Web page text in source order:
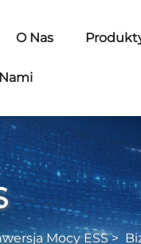
O Nas
Mocy ESS>